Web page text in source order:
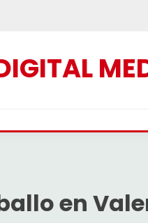
en